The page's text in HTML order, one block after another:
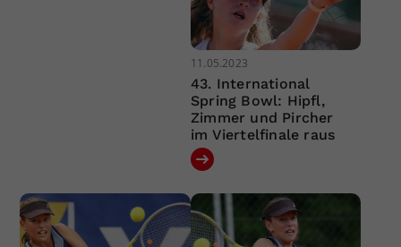
11.05.2023
43. International
Spring Bowl: Hipfl,
Zimmer und Pircher
im Viertelfinale raus